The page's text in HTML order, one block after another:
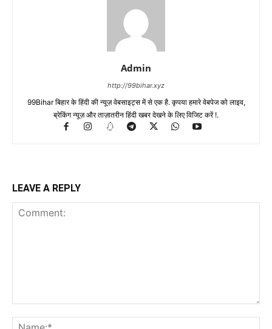
Admin
http://99bihar.xyz
99Bihar बिहार के हिंदी की न्यूज़ वेबसाइट्स में से एक है. कृपया हमारे वेबपेज को लाइव,
ब्रेकिंग न्यूज़ और ताज़ातरीन हिंदी खबर देखने के लिए विजिट करें !.
LEAVE A REPLY